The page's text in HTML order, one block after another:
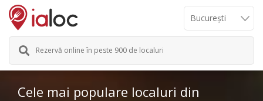
Rezervă online în peste 900 de localuri
Cele mai populare localuri din